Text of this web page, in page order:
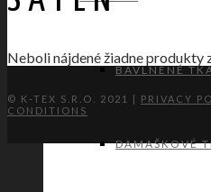
BAVLNENÉ
DAMAŠKOVÉ
Neboli nájdené žiadne produkty
© K-TEX S.R.O. 2021 | PRIVACY
CONDITIONS